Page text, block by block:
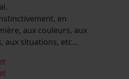
en
aux couleurs, aux
aux situations, etc...